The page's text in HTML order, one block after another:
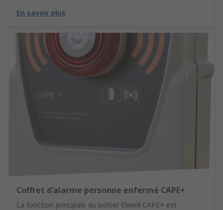
En savoir plus
Coffret d'alarme personne enfermé CAPE+
La fonction principale du boîtier Eliwell CAPE+ est